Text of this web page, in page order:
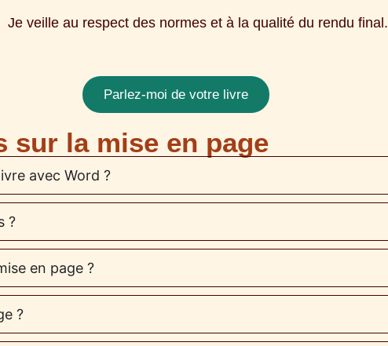
Je veille au respect des normes et à la qualité du rendu final.
Parlez-moi de votre livre
sur la mise en page
avec Word ?
?
en page ?
?